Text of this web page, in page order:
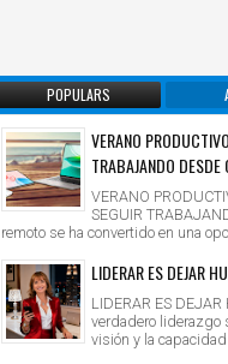
POPULARS
VERANO
TRABAJANDO
VERANO
SEGUIR
remoto se ha convertido en una
LIDERAR ES DEJAR
LIDERAR ES
verdadero liderazgo
visión y la capacidad